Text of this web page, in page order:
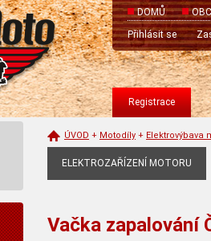
DOMŮ
Přihlásit se
Registrace
ÚVOD + Motodíly + Elektrovýbava
ELEKTROZAŘÍZENÍ MOTORU
Vačka zapalování